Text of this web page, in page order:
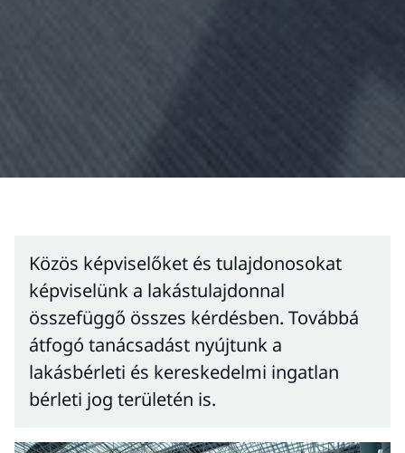
Közös képviselőket és tulajdonosokat
képviselünk a lakástulajdonnal
összefüggő összes kérdésben. Továbbá
átfogó tanácsadást nyújtunk a
lakásbérleti és kereskedelmi ingatlan
bérleti jog területén is.